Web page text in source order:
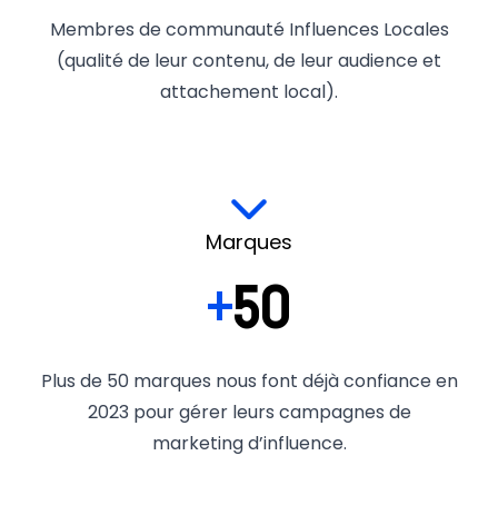
Membres de communauté Influences Locales
(qualité de leur contenu, de leur audience et
attachement local).
Marques
+50
Plus de 50 marques nous font déjà confiance en
2023 pour gérer leurs campagnes de
marketing d’influence.